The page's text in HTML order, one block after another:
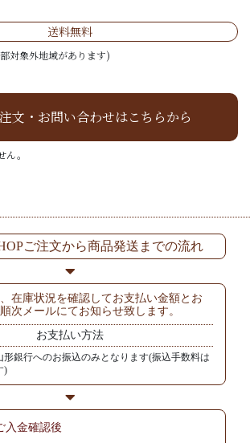
送料無料
対象外地域があります)
文・お問い合わせはこちらから
。
ご注文から商品発送までの流れ
在庫状況を確認してお支払い金額とお
次メールにてお知らせ致します。
お支払い方法
形銀行へのお振込のみとなります(振込手数料は
)
入金確認後